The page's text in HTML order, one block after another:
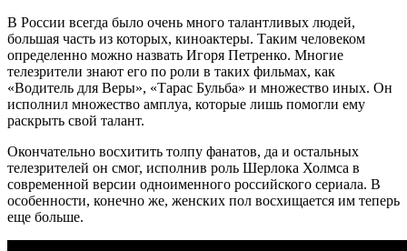
В России всегда было очень много талантливых людей,
большая часть из которых, киноактеры. Таким человеком
определенно можно назвать Игоря Петренко. Многие
телезрители знают его по роли в таких фильмах, как
«Водитель для Веры», «Тарас Бульба» и множество иных. Он
исполнил множество амплуа, которые лишь помогли ему
раскрыть свой талант.
Окончательно восхитить толпу фанатов, да и остальных
телезрителей он смог, исполнив роль Шерлока Холмса в
современной версии одноименного российского сериала. В
особенности, конечно же, женских пол восхищается им теперь
еще больше.